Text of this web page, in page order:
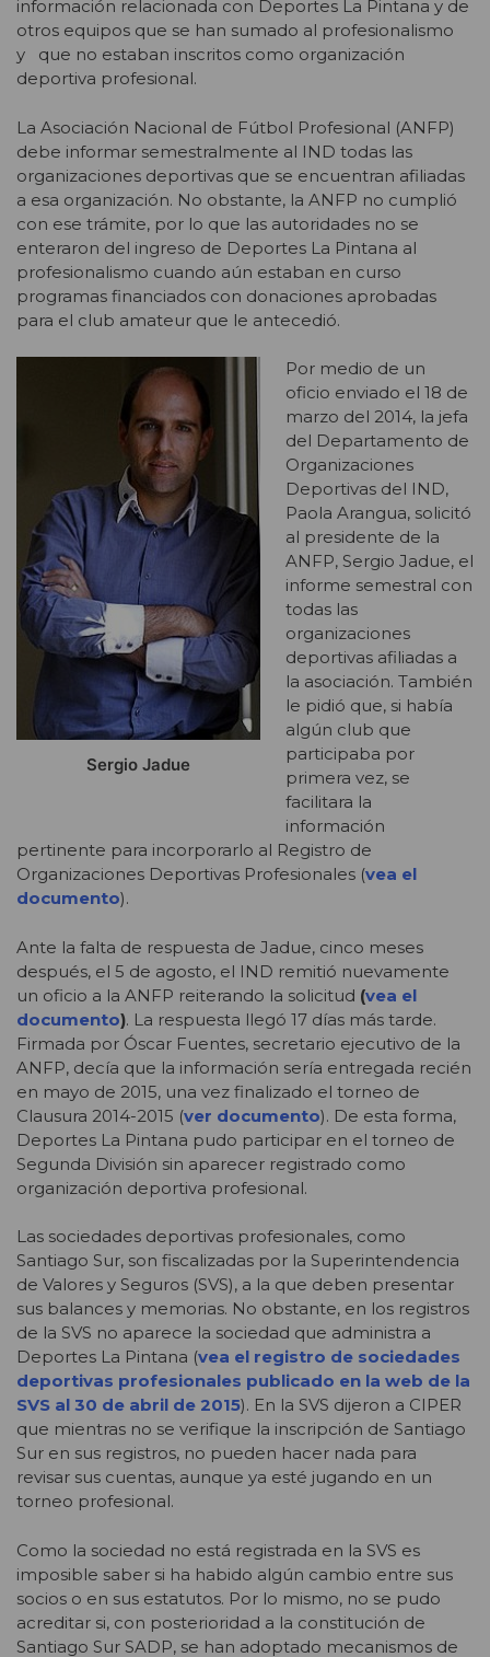
información relacionada con Deportes La Pintana y de
otros equipos que se han sumado al profesionalismo
y que no estaban inscritos como organización
deportiva profesional.
La Asociación Nacional de Fútbol Profesional (ANFP)
debe informar semestralmente al IND todas las
organizaciones deportivas que se encuentran afiliadas
a esa organización. No obstante, la ANFP no cumplió
con ese trámite, por lo que las autoridades no se
enteraron del ingreso de Deportes La Pintana al
profesionalismo cuando aún estaban en curso
programas financiados con donaciones aprobadas
para el club amateur que le antecedió.
Sergio Jadue
Por medio de un
oficio enviado el 18 de
marzo del 2014, la jefa
del Departamento de
Organizaciones
Deportivas del IND,
Paola Arangua, solicitó
al presidente de la
ANFP, Sergio Jadue, el
informe semestral con
todas las
organizaciones
deportivas afiliadas a
la asociación. También
le pidió que, si había
algún club que
participaba por
primera vez, se
facilitara la
información
pertinente para incorporarlo al Registro de
Organizaciones Deportivas Profesionales (vea el
documento).
Ante la falta de respuesta de Jadue, cinco meses
después, el 5 de agosto, el IND remitió nuevamente
un oficio a la ANFP reiterando la solicitud (vea el
documento). La respuesta llegó 17 días más tarde.
Firmada por Óscar Fuentes, secretario ejecutivo de la
ANFP, decía que la información sería entregada recién
en mayo de 2015, una vez finalizado el torneo de
Clausura 2014-2015 (ver documento). De esta forma,
Deportes La Pintana pudo participar en el torneo de
Segunda División sin aparecer registrado como
organización deportiva profesional.
Las sociedades deportivas profesionales, como
Santiago Sur, son fiscalizadas por la Superintendencia
de Valores y Seguros (SVS), a la que deben presentar
sus balances y memorias. No obstante, en los registros
de la SVS no aparece la sociedad que administra a
Deportes La Pintana (vea el registro de sociedades
deportivas profesionales publicado en la web de la
SVS al 30 de abril de 2015). En la SVS dijeron a CIPER
que mientras no se verifique la inscripción de Santiago
Sur en sus registros, no pueden hacer nada para
revisar sus cuentas, aunque ya esté jugando en un
torneo profesional.
Como la sociedad no está registrada en la SVS es
imposible saber si ha habido algún cambio entre sus
socios o en sus estatutos. Por lo mismo, no se pudo
acreditar si, con posterioridad a la constitución de
Santiago Sur SADP, se han adoptado mecanismos de